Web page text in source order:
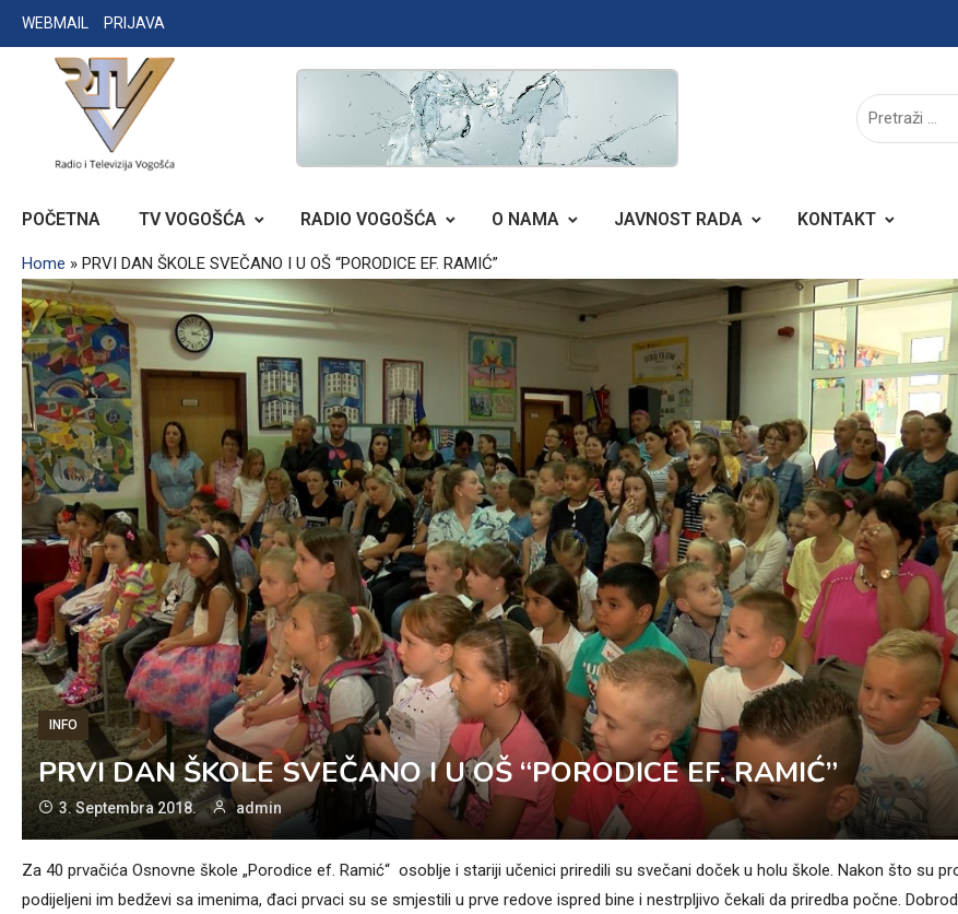
Skip
to
WEBMAIL PRIJAVA
RADIO TELEVIZIJA VOGOŠĆA
POČETNA TV VOGOŠĆA RADIO VOGOŠĆA O NAMA JAVNOST RADA KONTAKT
Home » PRVI DAN ŠKOLE SVEČANO I U OŠ “PORODICE EF. RAMIĆ”
INFO
PRVI DAN ŠKOLE SVEČANO I U OŠ “PORODICE EF. RAMIĆ”
3. Septembra 2018. admin
Za 40 prvačića Osnovne škole „Porodice ef. Ramić“ osoblje i stariji učenici priredili su svečani doček u holu škole. Nakon što su
podijeljeni im bedževi sa imenima, đaci prvaci su se smjestili u prve redove ispred bine i nestrpljivo čekali da priredba počne.